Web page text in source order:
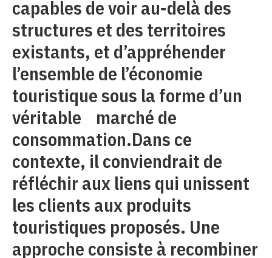
capables de voir au-delà des
structures et des territoires
existants, et d’appréhender
l’ensemble de l’économie
touristique sous la forme d’un
véritable marché de
consommation.Dans ce
contexte, il conviendrait de
réfléchir aux liens qui unissent
les clients aux produits
touristiques proposés. Une
approche consiste à recombiner